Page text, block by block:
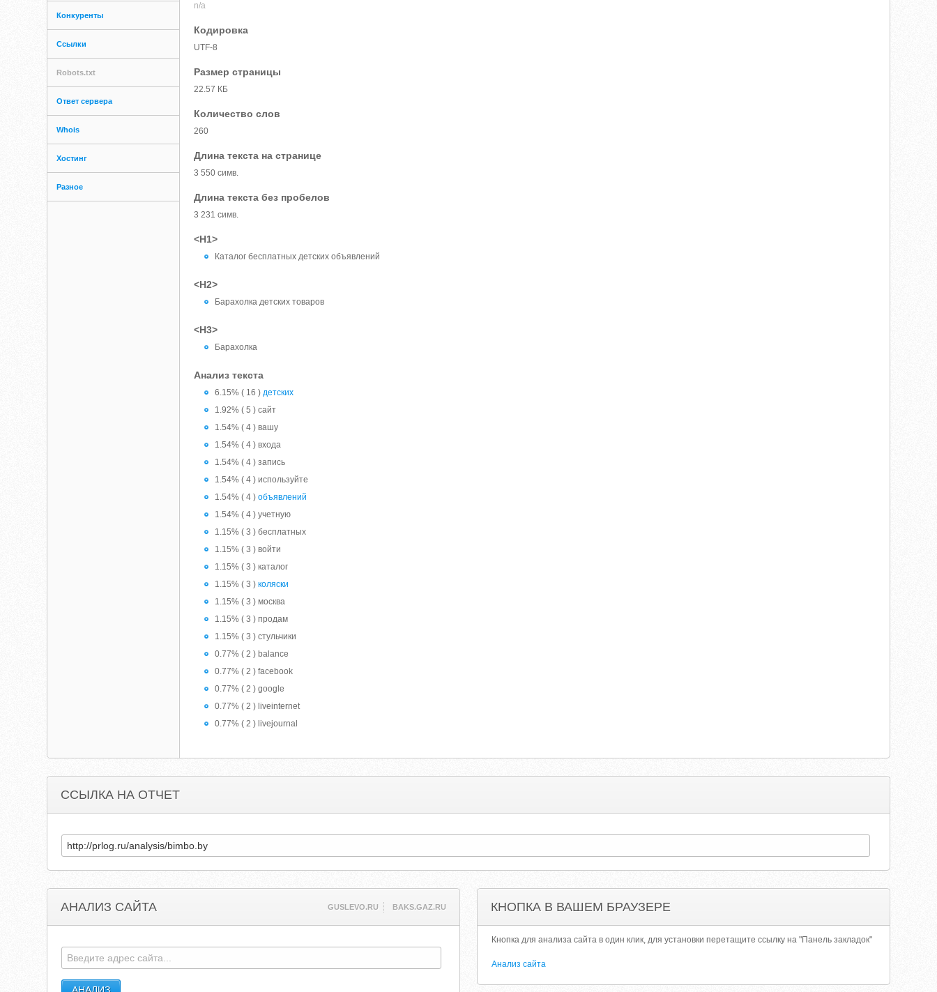
Конкуренты
Ссылки
Robots.txt
Ответ сервера
Whois
Хостинг
Разное
n/a
Кодировка
UTF-8
Размер страницы
22.57 КБ
Количество слов
260
Длина текста на странице
3 550 симв.
Длина текста без пробелов
3 231 симв.
<H1>
Каталог бесплатных детских объявлений
<H2>
Барахолка детских товаров
<H3>
Барахолка
Анализ текста
6.15% ( 16 )детских
1.92% ( 5 ) сайт
1.54% ( 4 ) вашу
1.54% ( 4 ) входа
1.54% ( 4 ) запись
1.54% ( 4 ) используйте
1.54% ( 4 )объявлений
1.54% ( 4 ) учетную
1.15% ( 3 ) бесплатных
1.15% ( 3 ) войти
1.15% ( 3 ) каталог
1.15% ( 3 )коляски
1.15% ( 3 ) москва
1.15% ( 3 ) продам
1.15% ( 3 ) стульчики
0.77% ( 2 ) balance
0.77% ( 2 ) facebook
0.77% ( 2 ) google
0.77% ( 2 ) liveinternet
0.77% ( 2 ) livejournal
ССЫЛКА НА ОТЧЕТ
АНАЛИЗ САЙТА GUSLEVO.RU BAKS.GAZ.RU КНОПКА В ВАШЕМ БРАУЗЕРЕ
Кнопка для анализа сайта в один клик, для установки перетащите ссылку на "Панель закладок"
Анализ сайта